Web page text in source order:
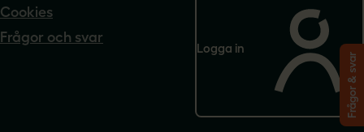
Cookies
Frågor och svar
Logga in
Frågor & svar